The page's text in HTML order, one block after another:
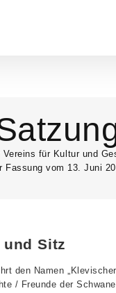
für Kultur und
Fassung vom 13. Juni
und Sitz
den Namen
/ Freunde der